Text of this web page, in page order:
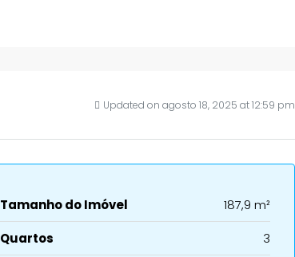
Updated on agosto 18, 2025 at 12:59 pm
Tamanho do Imóvel
187,9 m²
Quartos
3